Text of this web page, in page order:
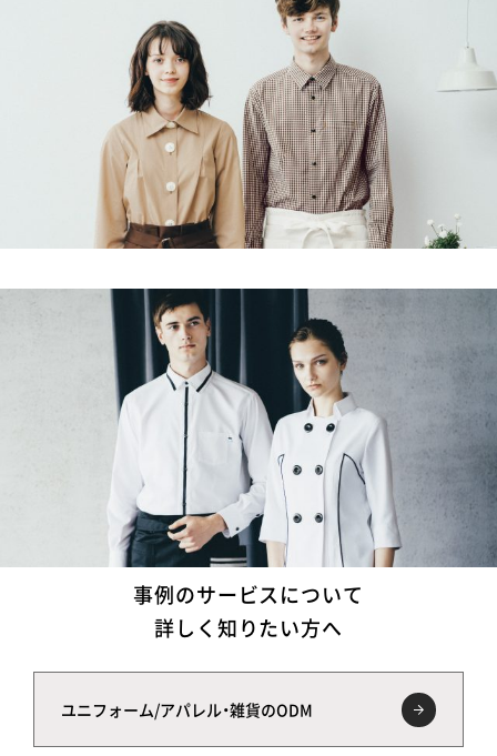
事例のサービスについて
詳しく知りたい方へ
ユニフォーム/アパレル・雑貨のODM